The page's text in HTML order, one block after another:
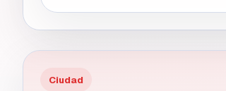
Ciudad